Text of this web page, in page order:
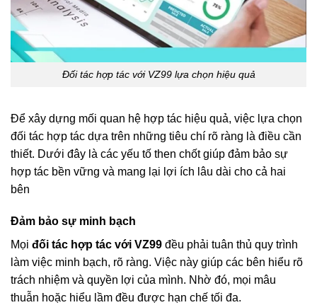
Đối tác hợp tác với VZ99 lựa chọn hiệu quả
Để xây dựng mối quan hệ hợp tác hiệu quả, việc lựa chọn
đối tác hợp tác dựa trên những tiêu chí rõ ràng là điều cần
thiết. Dưới đây là các yếu tố then chốt giúp đảm bảo sự
hợp tác bền vững và mang lại lợi ích lâu dài cho cả hai
bên
Đảm bảo sự minh bạch
Mọi đối tác hợp tác với VZ99 đều phải tuân thủ quy trình
làm việc minh bạch, rõ ràng. Việc này giúp các bên hiểu rõ
trách nhiệm và quyền lợi của mình. Nhờ đó, mọi mâu
thuẫn hoặc hiểu lầm đều được hạn chế tối đa.